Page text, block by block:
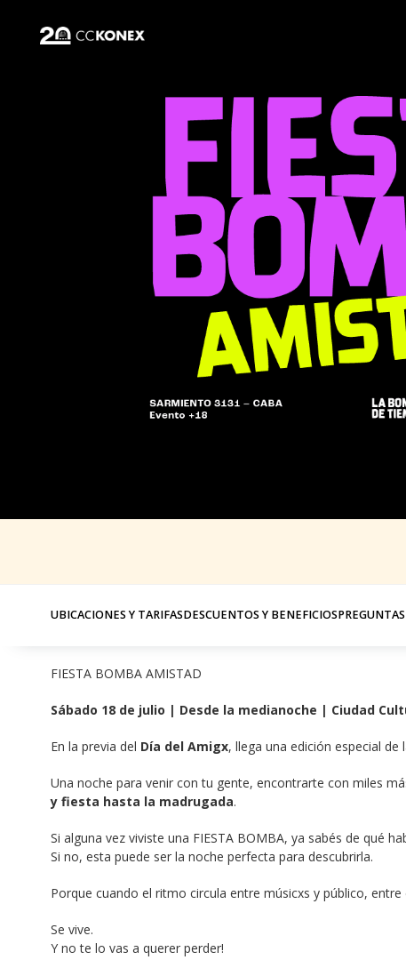
UBICACIONES Y TARIFASDESCUENTOS Y BENEFICIOS
FIESTA BOMBA AMISTAD
Sábado 18 de julio | Desde la medianoche | Ciudad
En la previa del Día del Amigx, llega una edición especial de
Una noche para venir con tu gente, encontrarte con miles
y fiesta hasta la madrugada.
Si alguna vez viviste una FIESTA BOMBA, ya sabés de qué
Si no, esta puede ser la noche perfecta para descubrirla.
Porque cuando el ritmo circula entre músicxs y público,
Se vive.
Y no te lo vas a querer perder!